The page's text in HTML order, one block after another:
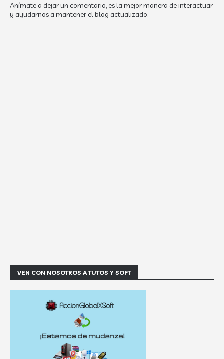
Anímate a dejar un comentario, es la mejor manera de interactuar
y ayudarnos a mantener el blog actualizado.
VEN CON NOSOTROS A TUTOS Y SOFT